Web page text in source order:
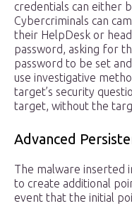
credentials can either
Cybercriminals can
their HelpDesk or
password, asking for
password to be set
use investigative
target’s security
target, without the
Advanced
The malware inserted
to create additional
event that the initial